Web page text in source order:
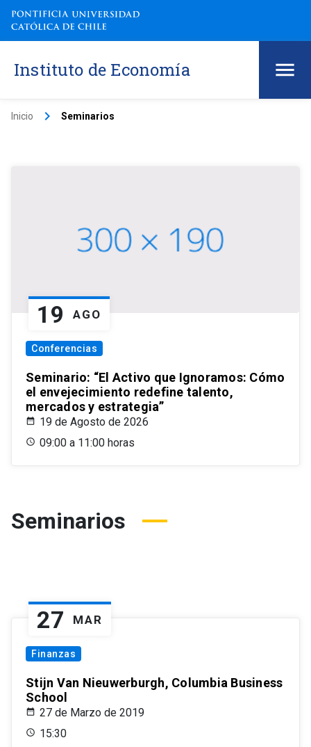
Instituto de Economía
Inicio keyboard_arrow_right Seminarios
19 AGO
Conferencias
Seminario: “El Activo que Ignoramos: Cómo
el envejecimiento redefine talento,
mercados y estrategia”
19 de Agosto de 2026
09:00 a 11:00 horas
Seminarios
27 MAR
Finanzas
Stijn Van Nieuwerburgh, Columbia Business
School
27 de Marzo de 2019
15:30